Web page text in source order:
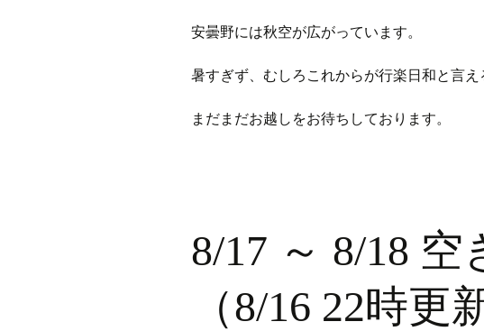
安曇野には秋空が広がっています。
暑すぎず、むしろこれからが行楽日和と言え
まだまだお越しをお待ちしております。
8/17 ～ 8/18
（8/16 22時更